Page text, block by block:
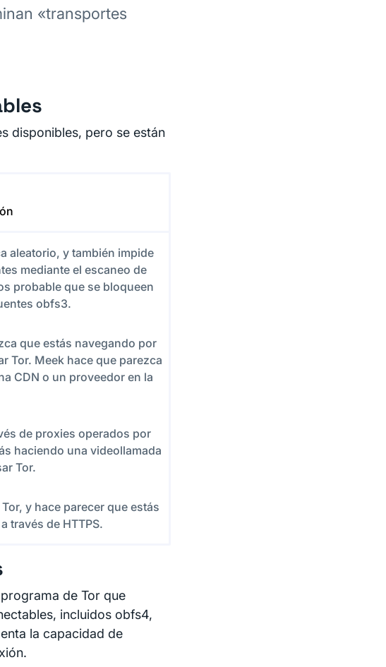
«transportes
disponibles, pero se están
aleatorio, y también impide
mediante el escaneo de
probable que se bloqueen
obfs3.
que estás navegando por
Tor. Meek hace que parezca
CDN o un proveedor en la
de proxies operados por
haciendo una videollamada
Tor.
y hace parecer que estás
través de HTTPS.
de Tor que
incluidos obfs4,
la capacidad de